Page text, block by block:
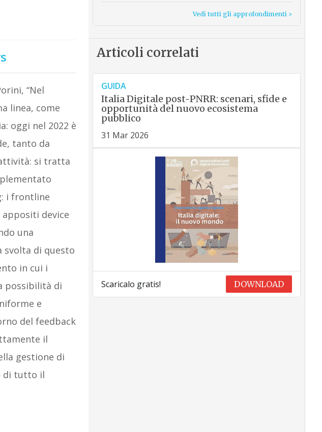
“Nel
linea, come
oggi nel 2022 è
tanto da
si tratta
i frontline
device
una
svolta di questo
in cui i
possibilità di
e
del feedback
il
gestione di
di tutto il
Vedi tutti gli approfondimenti >
Articoli correlati
GUIDA
Italia Digitale post-PNRR: scenari, sfide e
opportunità del nuovo ecosistema
pubblico
31 Mar 2026
Scaricalo gratis! DOWNLOAD